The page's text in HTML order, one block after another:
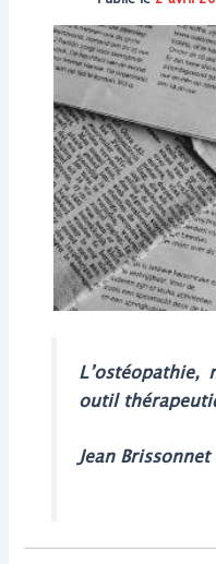
outil
Jean Brissonnet